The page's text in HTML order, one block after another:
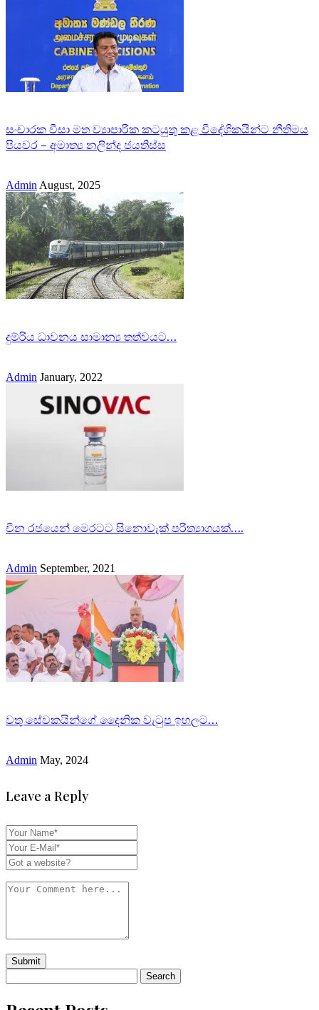
සංචාරක වීසා මත ව්‍යාපාරික කටයුතු කළ විදේශිකයින්ට නීතිමය
පියවර – අමාත්‍ය නලින්ද ජයතිස්ස
Admin August, 2025
දුම්රිය ධාවනය සාමාන්‍ය තත්වයට…
Admin January, 2022
චීන රජයෙන් මෙරටට සිනොවැක් පරිත්‍යාගයක්….
Admin September, 2021
වතු සේවකයින්ගේ දෛනික වැටුප ඉහලට…
Admin May, 2024
Leave a Reply
for: